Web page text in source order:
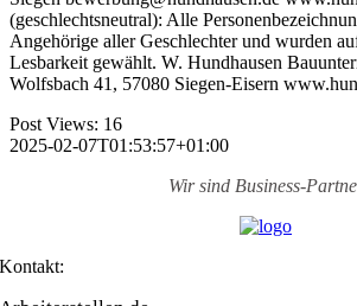
(geschlechtsneutral): Alle
Angehörige aller Geschlechter und wurden
Lesbarkeit gewählt. W. Hundhausen
Wolfsbach 41, 57080 Siegen-Eisern
Post Views: 16
2025-02-07T01:53:57+01:00
Wir sind Business-
Kontakt: